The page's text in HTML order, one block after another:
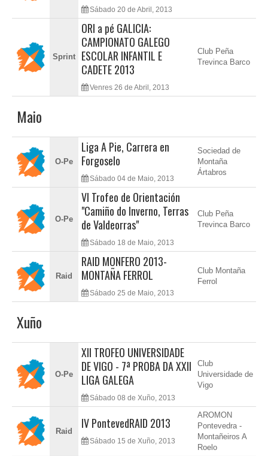
Sábado 20 de Abril, 2013
Sprint
ORI a pé GALICIA:
CAMPIONATO GALEGO
ESCOLAR INFANTIL E
CADETE 2013
Venres 26 de Abril, 2013
Club Peña
Trevinca Barco
Maio
O-Pe
Liga A Pie, Carrera en
Forgoselo
Sábado 04 de Maio, 2013
Sociedad de
Montaña
Ártabros
O-Pe
VI Trofeo de Orientación
"Camiño do Inverno, Terras
de Valdeorras"
Sábado 18 de Maio, 2013
Club Peña
Trevinca Barco
Raid
RAID MONFERO 2013-
MONTAÑA FERROL
Sábado 25 de Maio, 2013
Club Montaña
Ferrol
Xuño
O-Pe
XII TROFEO UNIVERSIDADE
DE VIGO - 7ª PROBA DA XXII
LIGA GALEGA
Sábado 08 de Xuño, 2013
Club
Universidade de
Vigo
Raid
IV PontevedRAID 2013
Sábado 15 de Xuño, 2013
AROMON
Pontevedra -
Montañeiros A
Roelo